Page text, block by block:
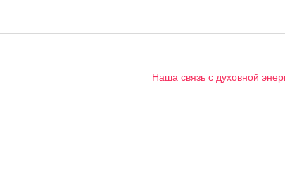
Наша связь с духовной